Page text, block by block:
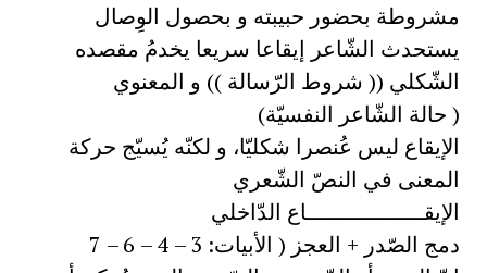
مشروطة بحضور حبيبته و بحصول الوِصال
يستحدث الشّاعر إيقاعا سريعا يخدمُ مقصده
الشّكلي (( شروط الرّسالة )) و المعنوي
( حالة الشّاعر النفسيّة)
الإيقاع ليس عُنصرا شكليّا، و لكنّه يُسيّج حركة
المعنى في النصّ الشّعري
الإيقــــــــــــــــــاع الدّاخلي
دمج الصّدر + العجز ( الأبيات: 3 – 4 – 6 – 7